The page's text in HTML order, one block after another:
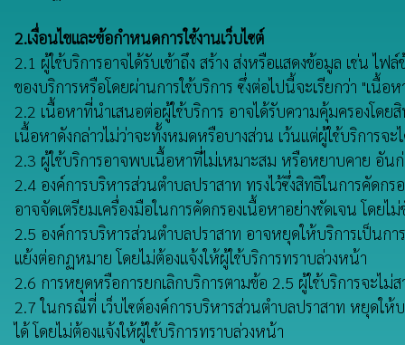
2.เงื่อนไขและข้อกำหนดการใช้งานเว็บไซต์
2.1 ผู้ใช้บริการอาจได้รับเข้าถึง สร้าง ส่งหรือแสดงข้อมูล เช่น
ของบริการหรือโดยผ่านการใช้บริการ ซึ่งต่อไปนี้จะเรียกว่า "เนื้อห
2.2 เนื้อหาที่นำเสนอต่อผู้ใช้บริการ อาจได้รับความคุ้มครองโด
เนื้อหาดังกล่าวไม่ว่าจะทั้งหมดหรือบางส่วน เว้นแต่ผู้ใช้บริการจ
2.3 ผู้ใช้บริการอาจพบเนื้อหาที่ไม่เหมาะสม หรือหยาบคาย อันก่
2.4 องค์การบริหารส่วนตำบลปราสาท ทรงไว้ซึ่งสิทธิในการคัด
อาจจัดเตรียมเครื่องมือในการคัดกรองเนื้อหาอย่างชัดเจน โดย
2.5 องค์การบริหารส่วนตำบลปราสาท อาจหยุดให้บริการเป็นกา
แย้งต่อกฏหมาย โดยไม่ต้องแจ้งให้ผู้ใช้บริการทราบล่วงหน้า
2.6 การหยุดหรือการยกเลิกบริการตามข้อ 2.5 ผู้ใช้บริการจะไม่
2.7 ในกรณีที่ เว็บไซต์องค์การบริหารส่วนตำบลปราสาท หยุดให้
ได้ โดยไม่ต้องแจ้งให้ผู้ใช้บริการทราบล่วงหน้า